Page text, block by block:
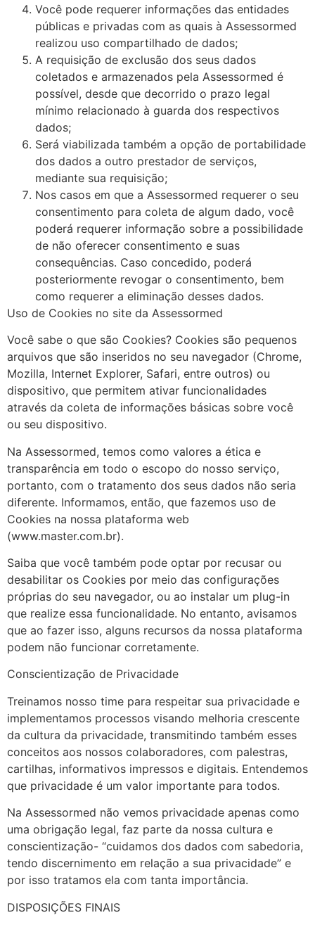
Você pode requerer informações das entidades
públicas e privadas com as quais à Assessormed
realizou uso compartilhado de dados;
A requisição de exclusão dos seus dados
coletados e armazenados pela Assessormed é
possível, desde que decorrido o prazo legal
mínimo relacionado à guarda dos respectivos
dados;
Será viabilizada também a opção de portabilidade
dos dados a outro prestador de serviços,
mediante sua requisição;
Nos casos em que a Assessormed requerer o seu
consentimento para coleta de algum dado, você
poderá requerer informação sobre a possibilidade
de não oferecer consentimento e suas
consequências. Caso concedido, poderá
posteriormente revogar o consentimento, bem
como requerer a eliminação desses dados.
Uso de Cookies no site da Assessormed
Você sabe o que são Cookies? Cookies são pequenos
arquivos que são inseridos no seu navegador (Chrome,
Mozilla, Internet Explorer, Safari, entre outros) ou
dispositivo, que permitem ativar funcionalidades
através da coleta de informações básicas sobre você
ou seu dispositivo.
Na Assessormed, temos como valores a ética e
transparência em todo o escopo do nosso serviço,
portanto, com o tratamento dos seus dados não seria
diferente. Informamos, então, que fazemos uso de
Cookies na nossa plataforma web
(www.master.com.br).
Saiba que você também pode optar por recusar ou
desabilitar os Cookies por meio das configurações
próprias do seu navegador, ou ao instalar um plug-in
que realize essa funcionalidade. No entanto, avisamos
que ao fazer isso, alguns recursos da nossa plataforma
podem não funcionar corretamente.
Conscientização de Privacidade
Treinamos nosso time para respeitar sua privacidade e
implementamos processos visando melhoria crescente
da cultura da privacidade, transmitindo também esses
conceitos aos nossos colaboradores, com palestras,
cartilhas, informativos impressos e digitais. Entendemos
que privacidade é um valor importante para todos.
Na Assessormed não vemos privacidade apenas como
uma obrigação legal, faz parte da nossa cultura e
conscientização- “cuidamos dos dados com sabedoria,
tendo discernimento em relação a sua privacidade” e
por isso tratamos ela com tanta importância.
DISPOSIÇÕES FINAIS